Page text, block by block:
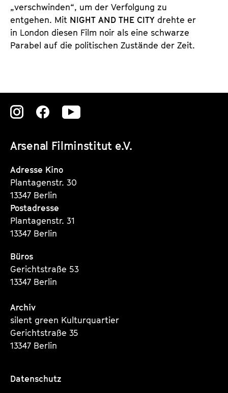
„verschwinden“, um der Verfolgung zu
entgehen. Mit NIGHT AND THE CITY drehte er
in London diesen Film noir als eine schwarze
Parabel auf die politischen Zustände der Zeit.
Arsenal Filminstitut e.V.
Zu
Instagram
Seite
Zu
Instagram
Seite
Zu
Instagram
Adresse Kino
Plantagenstr. 30
13347 Berlin
Postadresse
Plantagenstr. 31
13347 Berlin
Büros
Gerichtstraße 53
13347 Berlin
Archiv
silent green Kulturquartier
Gerichtstraße 35
13347 Berlin
Datenschutz